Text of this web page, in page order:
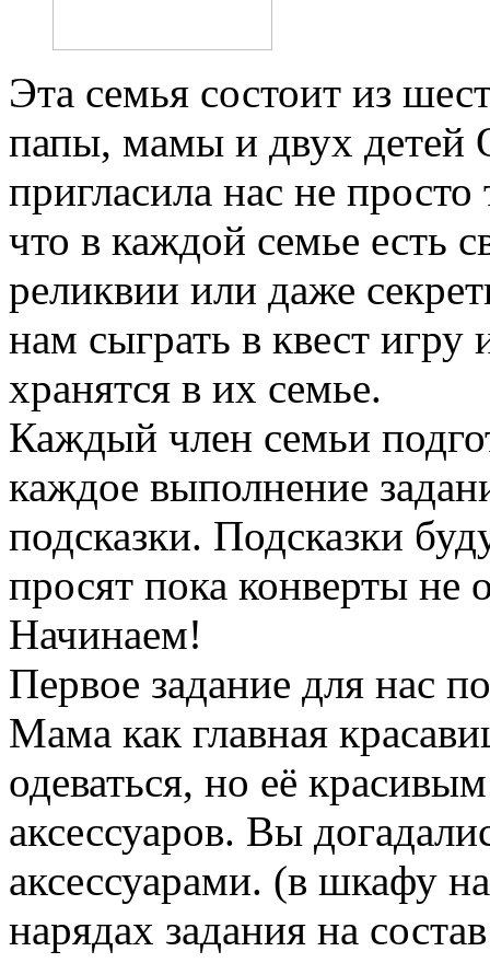
Эта семья состоит из
папы, мамы и двух
пригласила нас не
что в каждой семье есть
реликвии или даже
нам сыграть в квест игру
хранятся в их семье.
Каждый член семьи
каждое выполнение
подсказки. Подсказки
просят пока конверты не
Начинаем!
Первое задание для нас
Мама как главная
одеваться, но её
аксессуаров. Вы
аксессуарами. (в шкафу
нарядах задания на